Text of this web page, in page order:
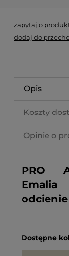
zapytaj o
dodaj do
Opis
Koszty
Opinie o
PRO
Dostępne